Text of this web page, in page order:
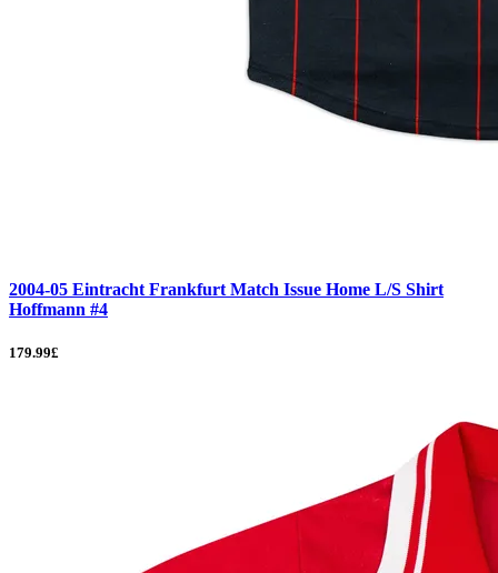
2004-05 Eintracht Frankfurt Match Issue Home L/S Shirt
Hoffmann #4
179.99£